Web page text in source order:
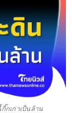
กเก่าเป็นล้าน